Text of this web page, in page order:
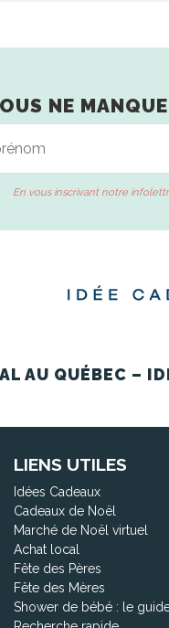
NE
En vous inscrivant notre
AU QUÉBEC –
LIENS UTILES
Idées Cadeaux
Cadeaux de Noël
Marché de Noël virtuel
Achat local
Fête des Pères
Fête des Mères
Shower de bébé : le